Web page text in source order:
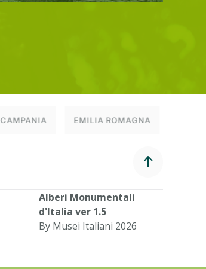
CAMPANIA EMILIA ROMAGNA
Alberi Monumentali
d'Italia ver 1.5
By Musei Italiani 2026